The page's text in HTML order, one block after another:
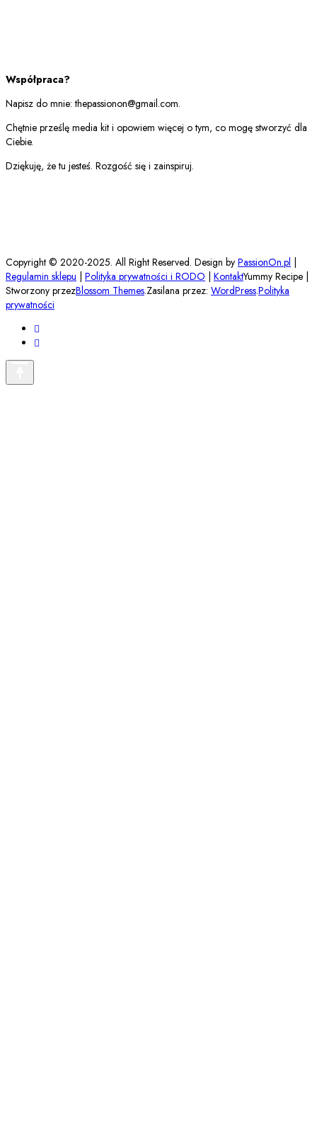
Współpraca?
Napisz do mnie: thepassionon@gmail.com.
Chętnie prześlę media kit i opowiem więcej o tym, co mogę stworzyć dla
Ciebie.
Dziękuję, że tu jesteś. Rozgość się i zainspiruj.
Copyright © 2020-2025. All Right Reserved. Design by PassionOn.pl
Regulamin sklepu
Polityka prywatności i RODO KontaktYummy Recipe |
Stworzony przezBlossom Themes.Zasilana przez: WordPress.Polityka
prywatności